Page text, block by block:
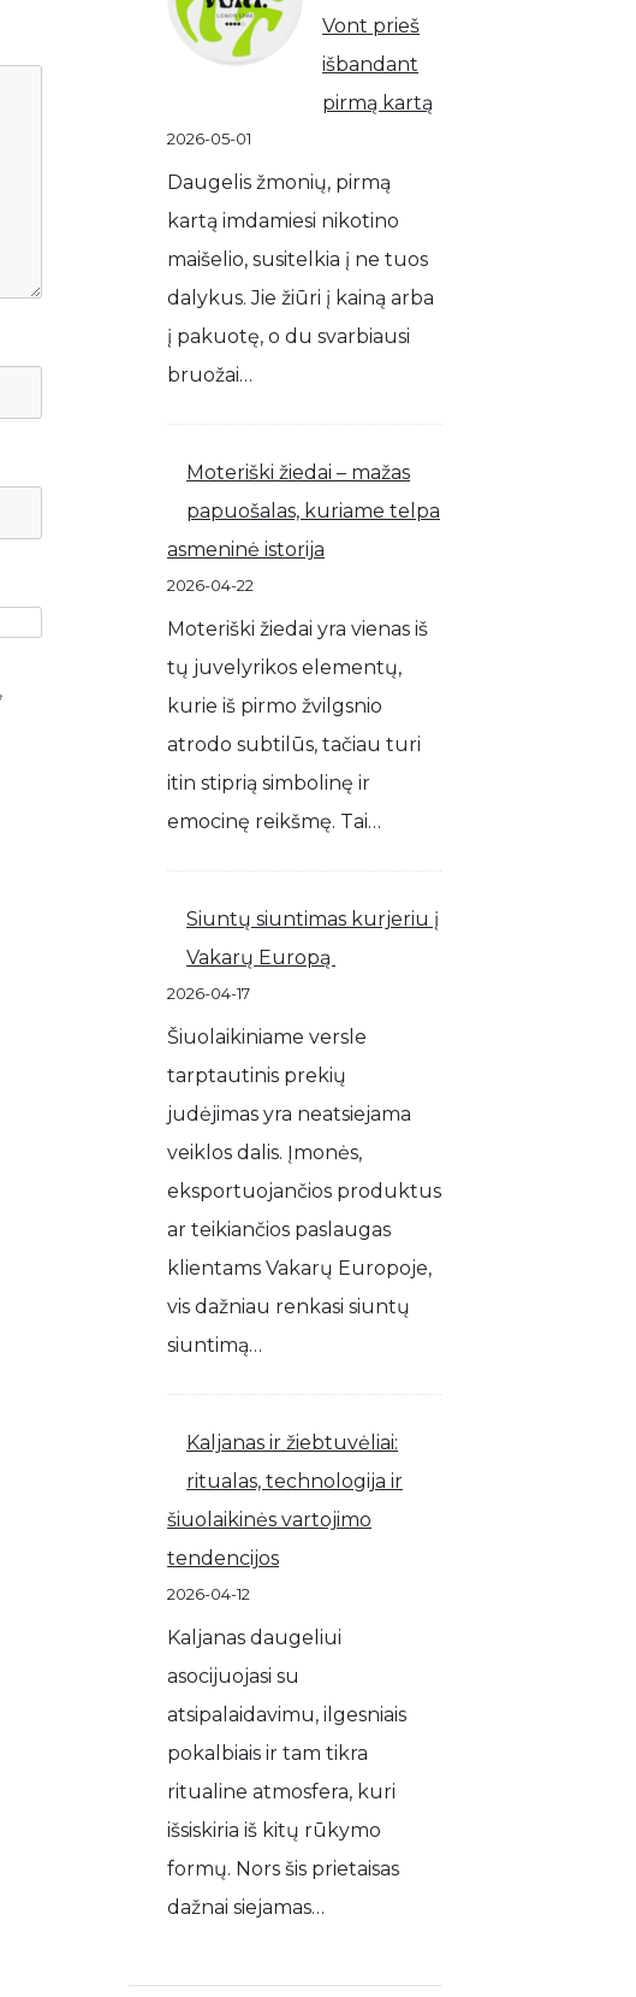
Vont prieš
išbandant
pirmą kartą
2026-05-01
Daugelis žmonių, pirmą
kartą imdamiesi nikotino
maišelio, susitelkia į ne tuos
dalykus. Jie žiūri į kainą arba
į pakuotę, o du svarbiausi
bruožai…
Moteriški žiedai – mažas
papuošalas, kuriame telpa
asmeninė istorija
2026-04-22
Moteriški žiedai yra vienas iš
tų juvelyrikos elementų,
kurie iš pirmo žvilgsnio
atrodo subtilūs, tačiau turi
itin stiprią simbolinę ir
emocinę reikšmę. Tai…
Siuntų siuntimas kurjeriu į
Vakarų Europą
2026-04-17
Šiuolaikiniame versle
tarptautinis prekių
judėjimas yra neatsiejama
veiklos dalis. Įmonės,
eksportuojančios produktus
ar teikiančios paslaugas
klientams Vakarų Europoje,
vis dažniau renkasi siuntų
siuntimą…
Kaljanas ir žiebtuvėliai:
ritualas, technologija ir
šiuolaikinės vartojimo
tendencijos
2026-04-12
Kaljanas daugeliui
asocijuojasi su
atsipalaidavimu, ilgesniais
pokalbiais ir tam tikra
ritualine atmosfera, kuri
išsiskiria iš kitų rūkymo
formų. Nors šis prietaisas
dažnai siejamas…